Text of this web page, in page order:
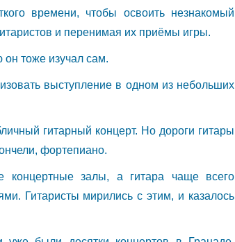
времени, чтобы освоить незнакомый
и перенимая их приёмы игры.
тоже изучал сам.
выступление в одном из небольших
гитарный концерт. Но дороги гитары
фортепиано.
концертные залы, а гитара чаще всего
Гитаристы мирились с этим, и казалось